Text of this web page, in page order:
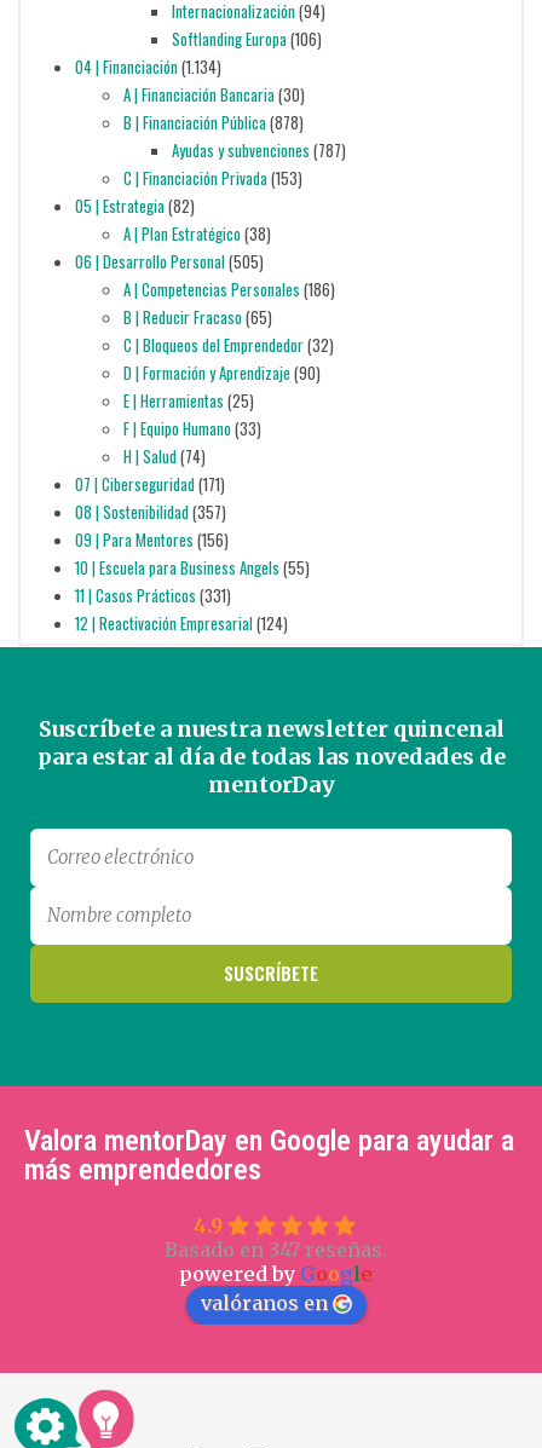
Internacionalización(94)
Softlanding Europa(106)
04 | Financiación(1.134)
A | Financiación Bancaria(30)
B | Financiación Pública(878)
Ayudas y subvenciones (787)
C | Financiación Privada(153)
05 | Estrategia(82)
A | Plan Estratégico(38)
06 | Desarrollo Personal(505)
A | Competencias Personales (186)
B | Reducir Fracaso(65)
C | Bloqueos del Emprendedor(32)
D | Formación y Aprendizaje (90)
E | Herramientas (25)
F | Equipo Humano(33)
H | Salud(74)
07 | Ciberseguridad(171)
08 | Sostenibilidad(357)
09 | Para Mentores (156)
10 | Escuela para Business Angels (55)
11 | Casos Prácticos (331)
12 | Reactivación Empresarial(124)
Suscríbete a nuestra newsletter quincenal
para estar al día de todas las novedades de
mentorDay
Valora mentorDay en Google para ayudar a
más emprendedores
4.9
Basado en 347 reseñas.
powered by Google
valóranos en